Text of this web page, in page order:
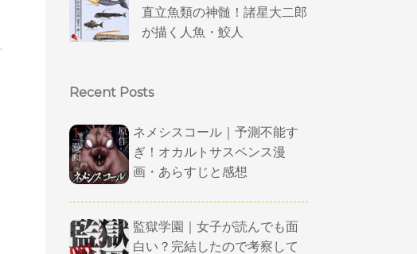
直立魚類の神髄！諸星大二郎
が描く人魚・鮫人
Recent Posts
ネメシスコール｜予測不能す
ぎ！オカルトサスペンス漫
画・あらすじと感想
監獄学園｜女子が読んでも面
白い？完結したので考察して